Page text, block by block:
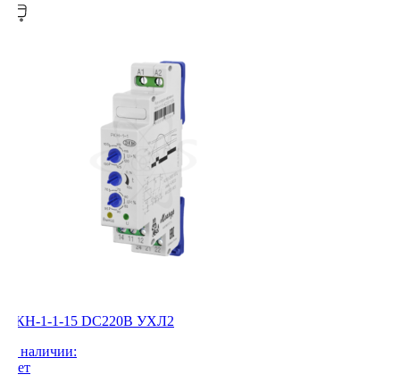
РКН-1-1-15 DC220В УХЛ2
В наличии:
Нет